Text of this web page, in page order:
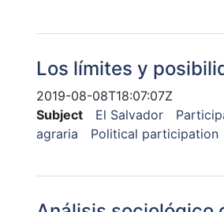
Los límites y
2019-08-08T18:07:07Z
Subject
El Salvador
agraria
Political participation